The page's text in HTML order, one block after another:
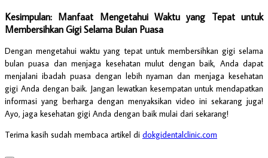
Kesimpulan: Manfaat Mengetahui Waktu yang Tepat untuk
Membersihkan Gigi Selama Bulan Puasa
Dengan mengetahui waktu yang tepat untuk membersihkan gigi selama
bulan puasa dan menjaga kesehatan mulut dengan baik, Anda dapat
menjalani ibadah puasa dengan lebih nyaman dan menjaga kesehatan
gigi Anda dengan baik. Jangan lewatkan kesempatan untuk mendapatkan
informasi yang berharga dengan menyaksikan video ini sekarang juga!
Ayo, jaga kesehatan gigi Anda dengan baik mulai dari sekarang!
Terima kasih sudah membaca artikel di dokgidentalclinic.com